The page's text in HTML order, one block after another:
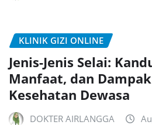
KLINIK GIZI ONLINE
Jenis-Jenis Selai:
Manfaat, dan
Kesehatan Dewasa
DOKTER AIRLANGGA